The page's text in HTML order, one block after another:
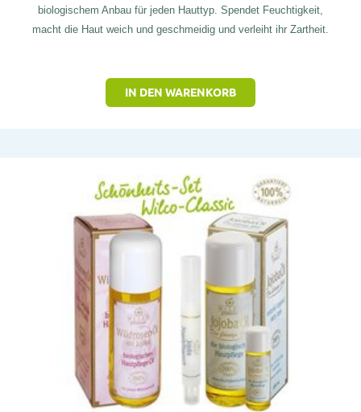
biologischem Anbau für jeden Hauttyp. Spendet Feuchtigkeit,
macht die Haut weich und geschmeidig und verleiht ihr Zartheit.
IN DEN WARENKORB